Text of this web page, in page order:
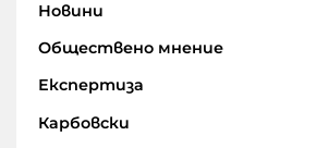
Новини
Обществено мнение
Експертиза
Карбовски